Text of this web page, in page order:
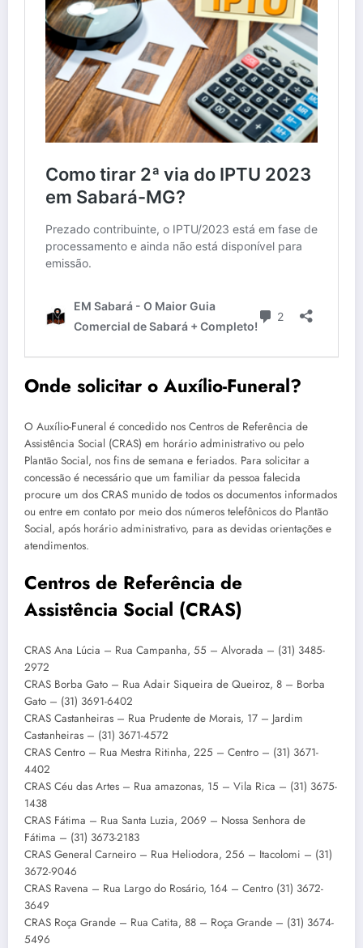
Onde solicitar o Auxílio-Funeral?
O Auxílio-Funeral é concedido nos Centros de Referência de
Assistência Social (CRAS) em horário administrativo ou pelo
Plantão Social, nos fins de semana e feriados. Para solicitar a
concessão é necessário que um familiar da pessoa falecida
procure um dos CRAS munido de todos os documentos informados
ou entre em contato por meio dos números telefônicos do Plantão
Social, após horário administrativo, para as devidas orientações e
atendimentos.
Centros de Referência de
Assistência Social (CRAS)
CRAS Ana Lúcia – Rua Campanha, 55 – Alvorada – (31) 3485-
2972
CRAS Borba Gato – Rua Adair Siqueira de Queiroz, 8 – Borba
Gato – (31) 3691-6402
CRAS Castanheiras – Rua Prudente de Morais, 17 – Jardim
Castanheiras – (31) 3671-4572
CRAS Centro – Rua Mestra Ritinha, 225 – Centro – (31) 3671-
4402
CRAS Céu das Artes – Rua amazonas, 15 – Vila Rica – (31) 3675-
1438
CRAS Fátima – Rua Santa Luzia, 2069 – Nossa Senhora de
Fátima – (31) 3673-2183
CRAS General Carneiro – Rua Heliodora, 256 – Itacolomi – (31)
3672-9046
CRAS Ravena – Rua Largo do Rosário, 164 – Centro (31) 3672-
3649
CRAS Roça Grande – Rua Catita, 88 – Roça Grande – (31) 3674-
5496